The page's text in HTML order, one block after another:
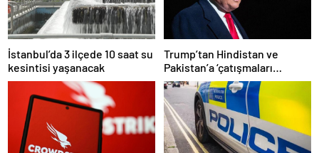
İstanbul’da 3 ilçede 10 saat su
kesintisi yaşanacak
Trump’tan Hindistan ve
Pakistan’a ‘çatışmaları
durdurun’ çağrısı